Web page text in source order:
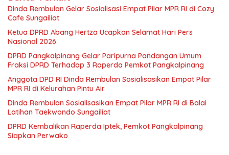
Dinda Rembulan Gelar Sosialisasi Empat Pilar MPR RI di Cozy
Cafe Sungailiat
Ketua DPRD Abang Hertza Ucapkan Selamat Hari Pers
Nasional 2026
DPRD Pangkalpinang Gelar Paripurna Pandangan Umum
Fraksi DPRD Terhadap 3 Raperda Pemkot Pangkalpinang
Anggota DPD RI Dinda Rembulan Sosialisasikan Empat Pilar
MPR RI di Kelurahan Pintu Air
Dinda Rembulan Sosialisasikan Empat Pilar MPR RI di Balai
Latihan Taekwondo Sungailiat
DPRD Kembalikan Raperda Iptek, Pemkot Pangkalpinang
Siapkan Perwako